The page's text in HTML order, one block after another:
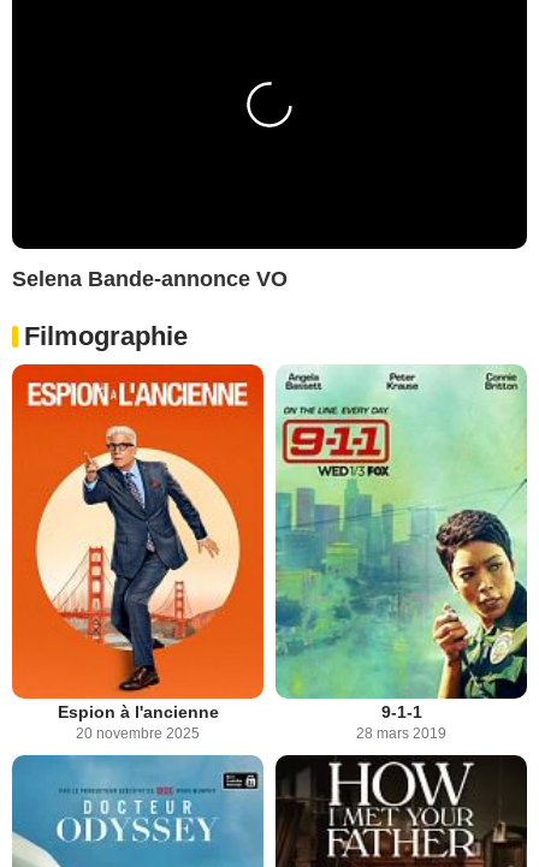
Selena Bande-annonce VO
Filmographie
Espion à l'ancienne
20 novembre 2025
9-1-1
28 mars 2019